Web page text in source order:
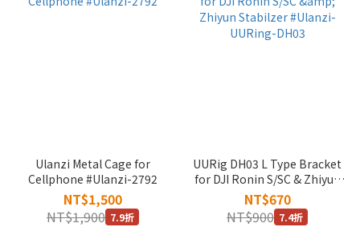
Ulanzi Metal Cage for
Cellphone #Ulanzi-2792
NT$1,500
NT$1,900 7.9折
UURig DH03 L Type Bracket
for DJI Ronin S/SC & Zhiyun
Stabilzer #Ulanzi-UURing-
DH03
NT$670
NT$900 7.4折